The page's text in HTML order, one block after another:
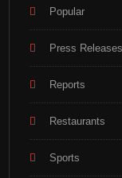
Popular
Press Releases
Reports
Restaurants
Sports